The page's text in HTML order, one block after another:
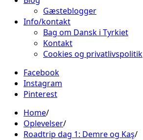
Gæsteblogger
Info/kontakt
Bag om Dansk i Tyrkiet
Kontakt
Cookies og privatlivspolitik
Facebook
Instagram
Pinterest
Home
Oplevelser
Roadtrip dag 1: Demre og Kaş